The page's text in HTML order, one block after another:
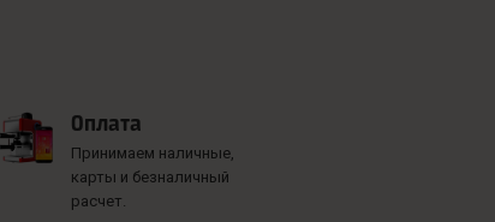
Оплата
Принимаем наличные,
карты и безналичный
расчет.